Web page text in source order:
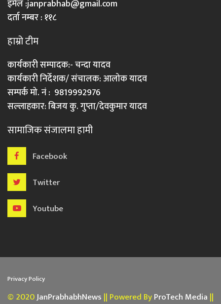
इमेल :janprabhab@gmail.com
दर्ता नम्बर : ११८
हाम्रो टीम
कार्यकारी सम्पादक:- चन्दा यादव
कार्यकारी निर्देशक/ संचालक: आलोक यादव
सम्पर्क मो. नं : 9819992976
सल्लाहकार: बिजय कु. गुप्ता/देवकुमार यादव
सामाजिक संजालमा हामी
Facebook
Twitter
Youtube
Privacy Policy
© 2020JanPrabhabhNews || Powered ByProTech Media ||